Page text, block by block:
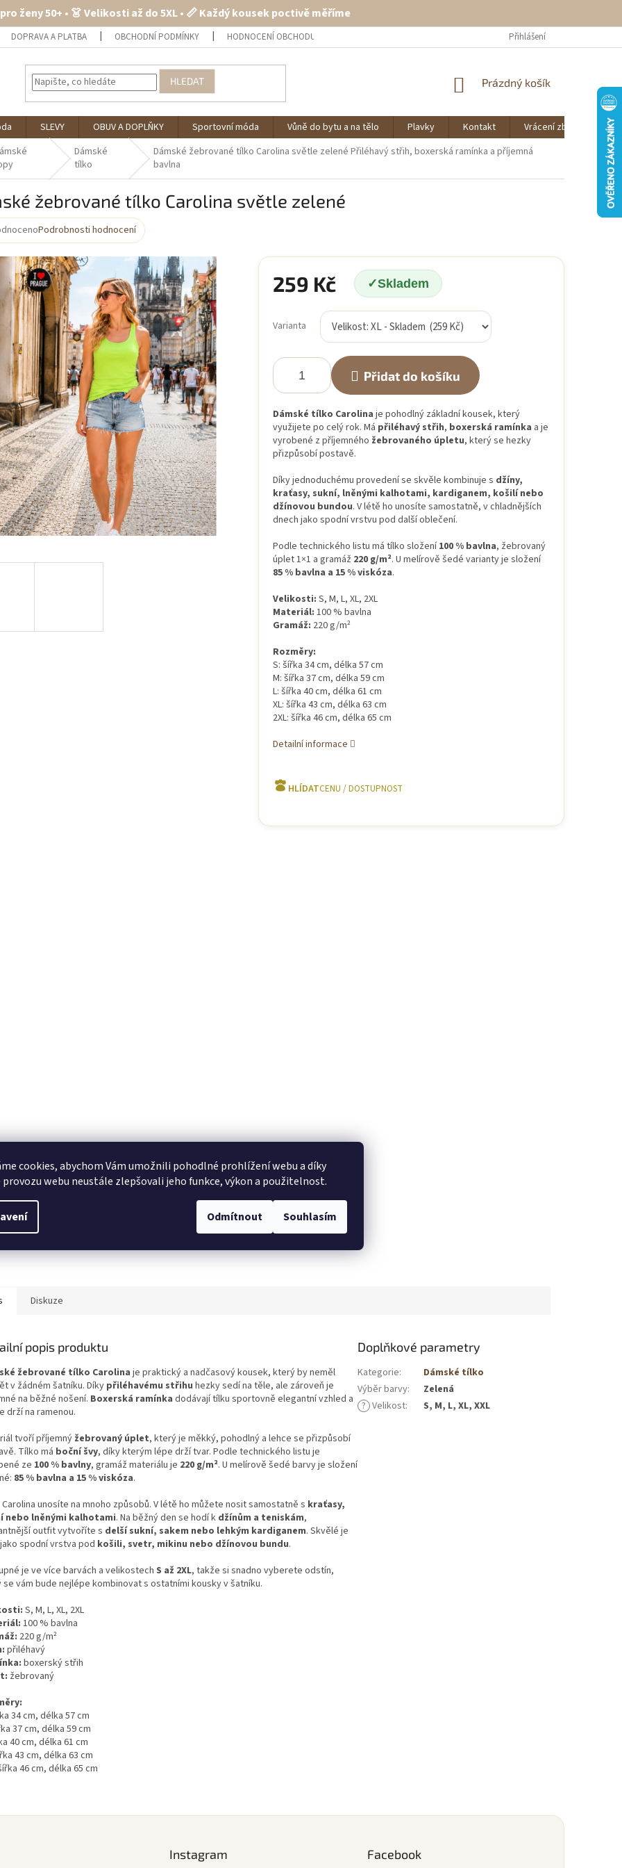
ženy 50+ • 👗 Velikosti až do 5XL • 📏 Každý kousek poctivě měříme
cookies, abychom Vám umožnili pohodlné prohlížení webu a díky
provozu webu neustále zlepšovali jeho funkce, výkon a použitelnost.
Odmítnout Souhlasím
DOPRAVA A PLATBA OBCHODNÍ PODMÍNKY HODNOCENÍ OBCHODU Přihlášení
HLEDAT
NÁKUPNÍ
Prázdný košík
SLEVY OBUV A DOPLŇKY Sportovní móda Vůně do bytu a na tělo Plavky Kontakt Vrácení zboží O
Dámské
tílko
Dámské žebrované tílko Carolina světle zelené Přiléhavý střih, boxerská ramínka a příjemná
bavlna
žebrované tílko Carolina světle zelené
Podrobnosti hodnocení
259 Kč Skladem
cena:
Varianta
Přidat do košíku
Dámské tílko Carolina je pohodlný základní kousek, který
využijete po celý rok. Má přiléhavý střih, boxerská ramínka a je
vyrobené z příjemného žebrovaného úpletu, který se hezky
přizpůsobí postavě.
Díky jednoduchému provedení se skvěle kombinuje s džíny,
kraťasy, sukní, lněnými kalhotami, kardiganem, košilí nebo
džínovou bundou. V létě ho unosíte samostatně, v chladnějších
dnech jako spodní vrstvu pod další oblečení.
Podle technického listu má tílko složení100 % bavlna, žebrovaný
úplet 1×1 a gramáž 220 g/m². U melírově šedé varianty je složení
85 % bavlna a 15 % viskóza.
Velikosti: S, M, L, XL, 2XL
Materiál: 100 % bavlna
Gramáž: 220 g/m²
Rozměry:
S: šířka 34 cm, délka 57 cm
M: šířka 37 cm, délka 59 cm
L: šířka 40 cm, délka 61 cm
XL: šířka 43 cm, délka 63 cm
2XL: šířka 46 cm, délka 65 cm
Detailní informace
HLÍDAT
Diskuze
popis produktu
žebrované tílko Carolina je praktický a nadčasový kousek, který by neměl
v žádném šatníku. Díky přiléhavému střihu hezky sedí na těle, ale zároveň je
na běžné nošení. Boxerská ramínka dodávají tílku sportovně elegantní vzhled a
drží na ramenou.
tvoří příjemnýžebrovaný úplet, který je měkký, pohodlný a lehce se přizpůsobí
Tílko má boční švy, díky kterým lépe drží tvar. Podle technického listu je
ze 100 % bavlny, gramáž materiálu je 220 g/m². U melírově šedé barvy je složení
85 % bavlna a 15 % viskóza.
unosíte na mnoho způsobů. V létě ho můžete nosit samostatně s kraťasy,
nebo lněnými kalhotami. Na běžný den se hodí k džínům a teniskám,
outfit vytvoříte s delší sukní, sakem nebo lehkým kardiganem. Skvělé je
spodní vrstva pod košili, svetr, mikinu nebo džínovou bundu.
je ve více barvách a velikostechS až 2XL, takže si snadno vyberete odstín,
vám bude nejlépe kombinovat s ostatními kousky v šatníku.
S, M, L, XL, 2XL
100 % bavlna
220 g/m²
přiléhavý
boxerský střih
žebrovaný
34 cm, délka 57 cm
37 cm, délka 59 cm
40 cm, délka 61 cm
43 cm, délka 63 cm
46 cm, délka 65 cm
Doplňkové parametry
Kategorie:
Dámské tílko
Výběr barvy:
Zelená
? Velikost: S, M, L, XL, XXL
Instagram Facebook